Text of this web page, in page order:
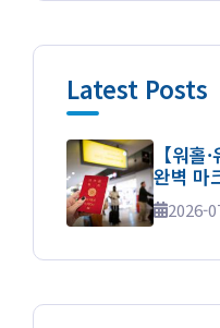
Latest Posts
【워홀
완벽 마
2026-